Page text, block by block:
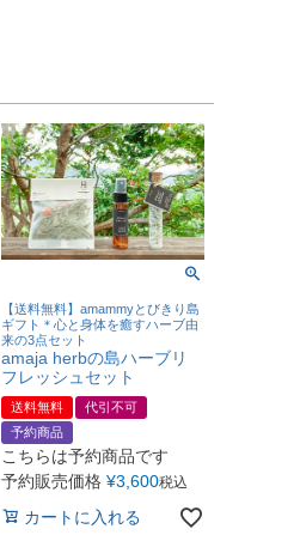
【送料無料】amammyとびきり島
ギフト＊心と身体を癒すハーブ由
来の3点セット
amaja herbの島ハーブリ
フレッシュセット
送料無料
代引不可
予約商品
こちらは予約商品です
予約販売価格 ¥3,600税込
カートに入れる